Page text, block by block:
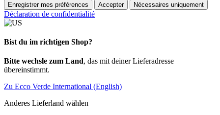
Enregistrer mes préférences Accepter Nécessaires uniquement
Déclaration de confidentialité
Bist du im richtigen Shop?
Bitte wechsle zum Land, das mit deiner Lieferadresse
übereinstimmt.
Zu Ecco Verde International (English)
Anderes Lieferland wählen